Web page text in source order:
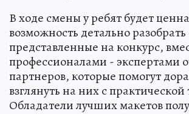
В ходе смены у ребят будет
возможность детально
представленные на конкурс,
профессионалами - экспертами
партнеров, которые помогут
взглянуть на них с
Обладатели лучших макетов